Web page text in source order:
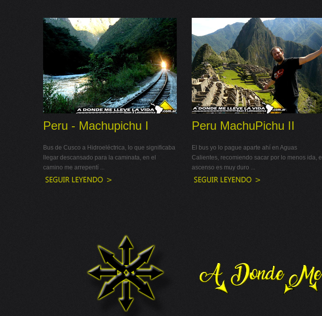
Peru - Machupichu I
Bus de Cusco a Hidroeléctrica, lo que significaba
llegar descansado para la caminata, en el
camino me arrepentí ...
Peru MachuPichu II
El bus yo lo pague aparte ahí en Aguas
Calientes, recomiendo sacar por lo menos ida, el
ascenso es muy duro ...